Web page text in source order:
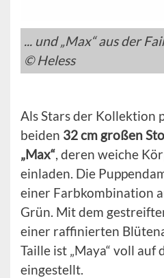
... und „Max“ aus der
© Heless
Als Stars der Kollektion
beiden 32 cm großen
„Max“, deren weiche
einladen. Die
einer Farbkombination
Grün. Mit dem
einer raffinierten
Taille ist „Maya“ voll auf
eingestellt.